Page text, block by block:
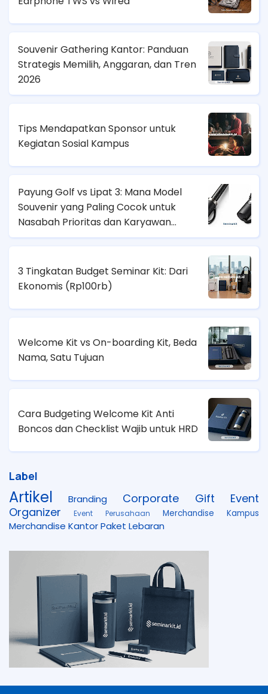
Souvenir Gathering Kantor: Panduan
Strategis Memilih, Anggaran, dan Tren
2026
Tips Mendapatkan Sponsor untuk
Kegiatan Sosial Kampus
Payung Golf vs Lipat 3: Mana Model
Souvenir yang Paling Cocok untuk
Nasabah Prioritas dan Karyawan
Lapangan?
3 Tingkatan Budget Seminar Kit: Dari
Ekonomis (Rp100rb)
Welcome Kit vs On-boarding Kit, Beda
Nama, Satu Tujuan
Cara Budgeting Welcome Kit Anti
Boncos dan Checklist Wajib untuk HRD
Label
Artikel Branding Corporate Gift
Event
Organizer
Event Perusahaan Merchandise Kampus
Merchandise KantorPaket Lebaran